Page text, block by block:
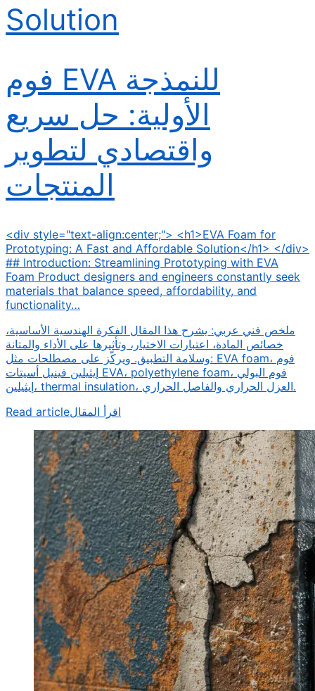
Solution
فوم EVA للنمذجة
الأولية: حل سريع
واقتصادي لتطوير
المنتجات
<div style="text-align:center;"> <h1>EVA Foam for
Prototyping: A Fast and Affordable Solution</h1> </div>
## Introduction: Streamlining Prototyping with EVA
Foam Product designers and engineers constantly seek
materials that balance speed, affordability, and
functionality…
ملخص فني عربي: يشرح هذا المقال الفكرة الهندسية الأساسية،
خصائص المادة، اعتبارات الاختيار، وتأثيرها على الأداء والمتانة
وسلامة التطبيق. ويركّز على مصطلحات مثل: EVA foam، فوم
إيثيلين فينيل أسيتات EVA، polyethylene foam، فوم البولي
إيثيلين، thermal insulation، العزل الحراري والفاصل الحراري.
Read articleاقرأ المقال